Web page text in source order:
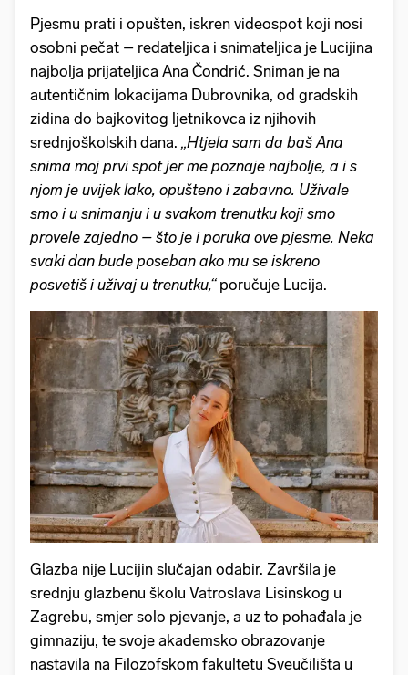
Pjesmu prati i opušten, iskren videospot koji nosi
osobni pečat – redateljica i snimateljica je Lucijina
najbolja prijateljica Ana Čondrić. Sniman je na
autentičnim lokacijama Dubrovnika, od gradskih
zidina do bajkovitog ljetnikovca iz njihovih
srednjoškolskih dana. „Htjela sam da baš Ana
snima moj prvi spot jer me poznaje najbolje, a i s
njom je uvijek lako, opušteno i zabavno. Uživale
smo i u snimanju i u svakom trenutku koji smo
provele zajedno – što je i poruka ove pjesme. Neka
svaki dan bude poseban ako mu se iskreno
posvetiš i uživaj u trenutku,“ poručuje Lucija.
Glazba nije Lucijin slučajan odabir. Završila je
srednju glazbenu školu Vatroslava Lisinskog u
Zagrebu, smjer solo pjevanje, a uz to pohađala je
gimnaziju, te svoje akademsko obrazovanje
nastavila na Filozofskom fakultetu Sveučilišta u